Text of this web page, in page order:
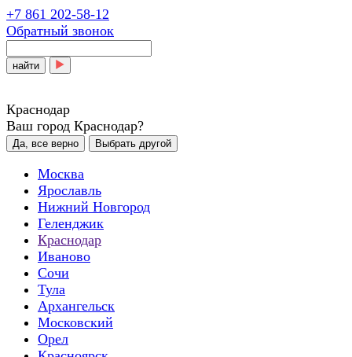
+7 861 202-58-12
Обратный звонок
найти
Краснодар
Ваш город Краснодар?
Да, все верно Выбрать другой
Москва
Ярославль
Нижний Новгород
Геленджик
Краснодар
Иваново
Сочи
Тула
Архангельск
Московский
Орел